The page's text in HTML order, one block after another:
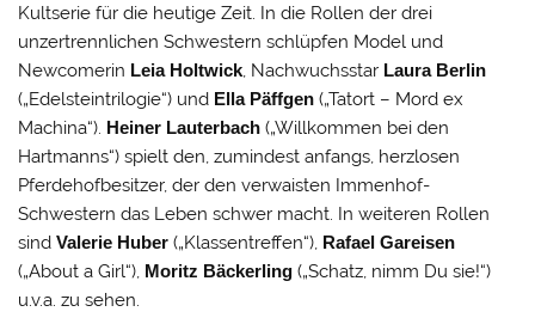
Kultserie für die heutige Zeit. In die Rollen der drei
unzertrennlichen Schwestern schlüpfen Model und
Newcomerin Leia Holtwick, Nachwuchsstar Laura Berlin
(„Edelsteintrilogie“) und Ella Päffgen („Tatort – Mord ex
Machina“). Heiner Lauterbach („Willkommen bei den
Hartmanns“) spielt den, zumindest anfangs, herzlosen
Pferdehofbesitzer, der den verwaisten Immenhof-
Schwestern das Leben schwer macht. In weiteren Rollen
sindValerie Huber(„Klassentreffen“), Rafael Gareisen
(„About a Girl“), Moritz Bäckerling („Schatz, nimm Du sie!“)
u.v.a. zu sehen.